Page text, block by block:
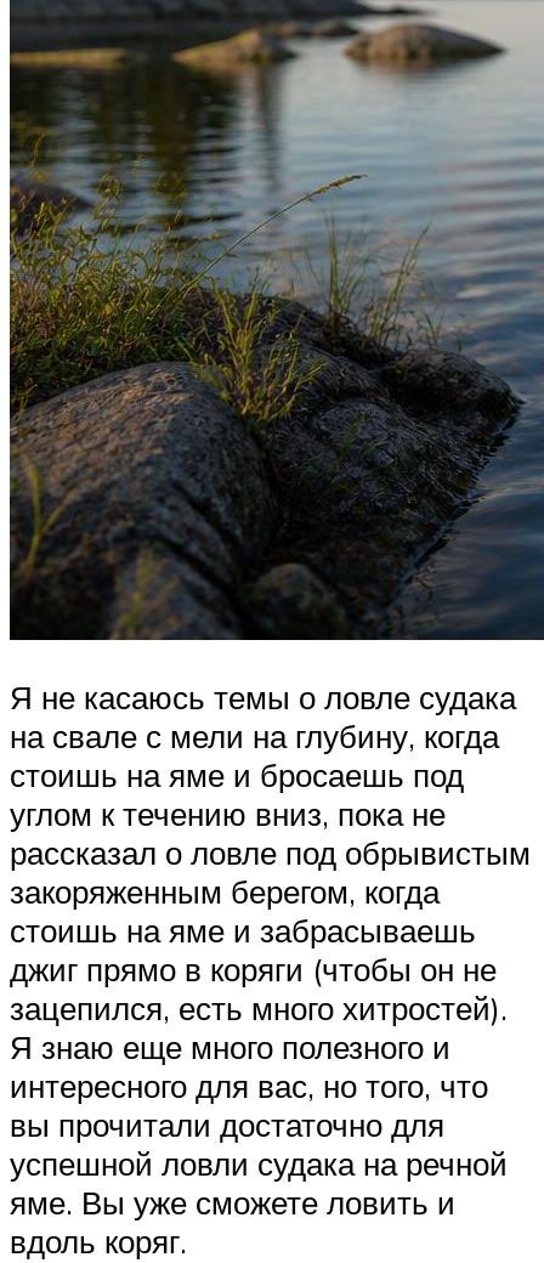
Я не касаюсь темы о ловле судака
на свале с мели на глубину, когда
стоишь на яме и бросаешь под
углом к течению вниз, пока не
рассказал о ловле под обрывистым
закоряженным берегом, когда
стоишь на яме и забрасываешь
джиг прямо в коряги (чтобы он не
зацепился, есть много хитростей).
Я знаю еще много полезного и
интересного для вас, но того, что
вы прочитали достаточно для
успешной ловли судака на речной
яме. Вы уже сможете ловить и
вдоль коряг.